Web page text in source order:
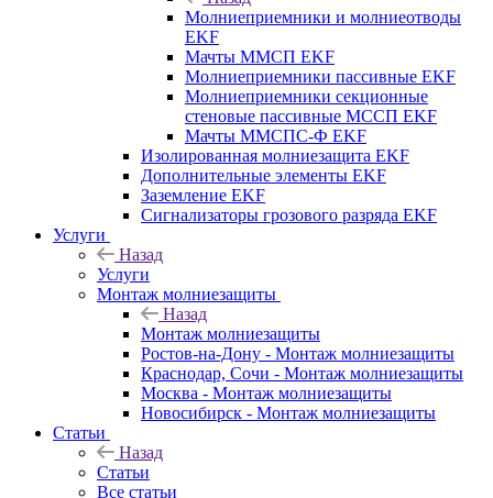
Молниеприемники и молниеотводы
EKF
Мачты ММСП EKF
Молниеприемники пассивные EKF
Молниеприемники секционные
стеновые пассивные МССП EKF
Мачты ММСПС-Ф EKF
Изолированная молниезащита EKF
Дополнительные элементы EKF
Заземление EKF
Сигнализаторы грозового разряда EKF
Услуги
Назад
Услуги
Монтаж молниезащиты
Назад
Монтаж молниезащиты
Ростов-на-Дону - Монтаж молниезащиты
Краснодар, Сочи - Монтаж молниезащиты
Москва - Монтаж молниезащиты
Новосибирск - Монтаж молниезащиты
Статьи
Назад
Статьи
Все статьи